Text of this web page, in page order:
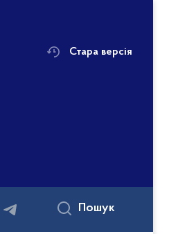
Стара версія
Пошук